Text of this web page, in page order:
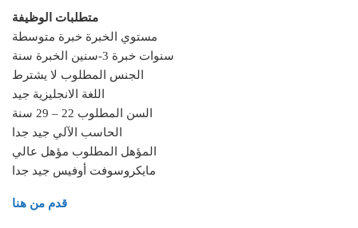
متطلبات الوظيفة
مستوي الخبرة خبرة متوسطة
سنين الخبرة سنة-‎3 سنوات خبرة
الجنس المطلوب لا يشترط
اللغة الانجليزية جيد
السن المطلوب 22 – 29 سنة
الحاسب الآلي جيد جدا
المؤهل المطلوب مؤهل عالي
مايكروسوفت أوفيس جيد جدا
قدم من هنا